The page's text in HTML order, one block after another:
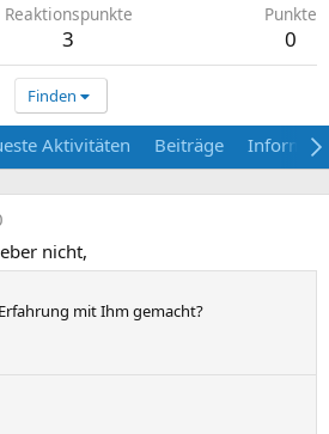
Reaktionspunkte
3
Punkte
0
Finden
Aktivitäten Beiträge
nicht,
mit Ihm gemacht?